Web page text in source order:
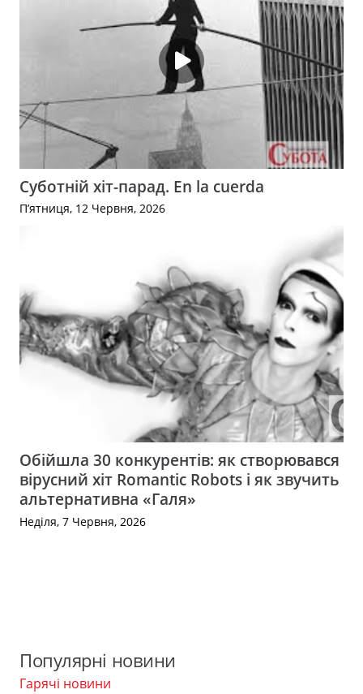
Суботній хіт-парад. En la cuerda
П’ятниця, 12 Червня, 2026
Обійшла 30 конкурентів: як створювався
вірусний хіт Romantic Robots і як звучить
альтернативна «Галя»
Неділя, 7 Червня, 2026
Популярні новини
Гарячі новини